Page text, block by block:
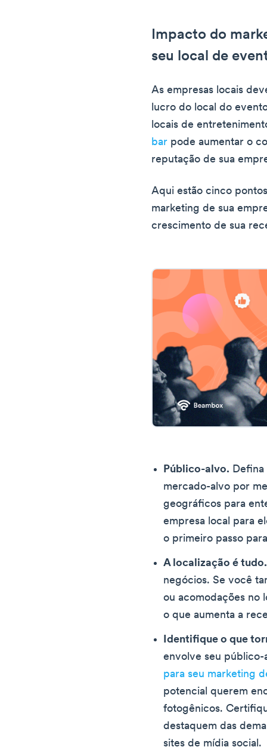
Impacto do
seu local de
As empresas locais
lucro do local do
locais de
bar pode aumentar o
reputação de sua
Aqui estão cinco
marketing de sua
crescimento de sua
Público-alvo. Defina
mercado-alvo por
geográficos para
empresa local para
o primeiro passo
A localização é tudo.
negócios. Se você
ou acomodações no
o que aumenta a
Identifique o que
envolve seu
para seu marketing
potencial querem
fotogênicos.
destaquem das
sites de mídia social.